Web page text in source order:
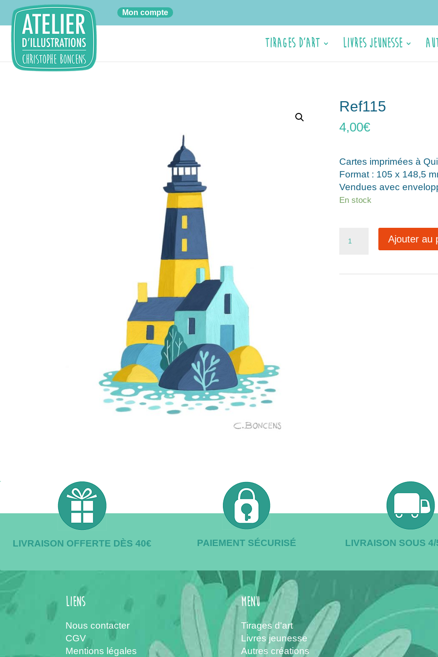
01 Mon compte
Tirages d’Art Livres jeunesse
Ref115
4,00€
Cartes imprimées à
Format : 105 x 148,5
Vendues avec
En stock
de
Ajouter au
LIVRAISON OFFERTE DÈS 40€ PAIEMENT SÉCURISÉ LIVRAISON SOUS
Liens
Nous contacter
CGV
Mentions légales
menu
Tirages d'art
Livres jeunesse
Autres créations